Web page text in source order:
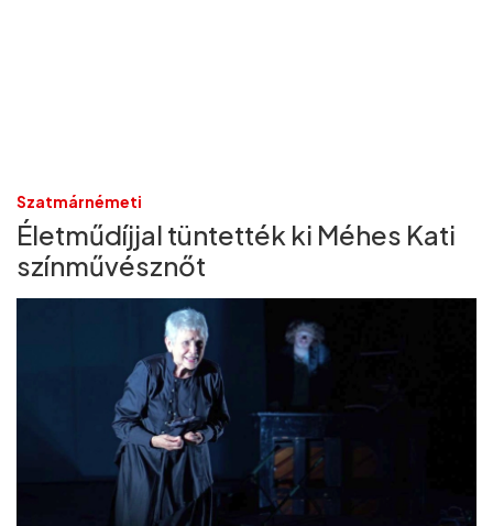
Szatmárnémeti
Életműdíjjal tüntették ki Méhes Kati
színművésznőt